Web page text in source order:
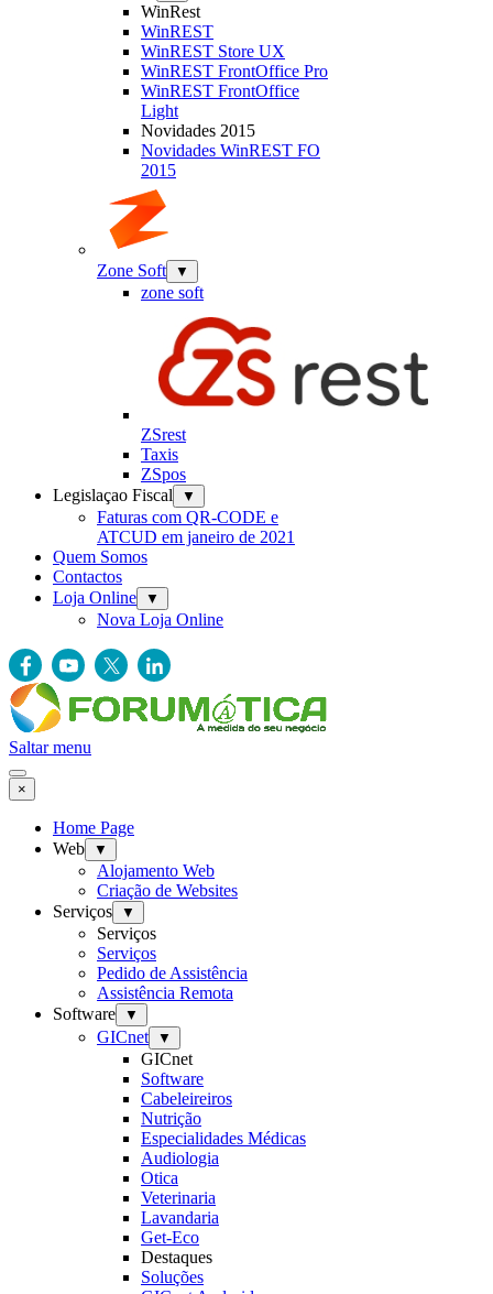
WinRest
WinREST
WinREST Store UX
WinREST FrontOffice Pro
WinREST FrontOffice
Light
Novidades 2015
Novidades WinREST FO
2015
Zone Soft ▼
zone soft
ZSrest
Taxis
ZSpos
Legislaçao Fiscal
▼
Faturas com QR-CODE e
ATCUD em janeiro de 2021
Quem Somos
Contactos
Loja Online
▼
Nova Loja Online
Saltar menu
×
Home Page
Web
▼
Alojamento Web
Criação de Websites
Serviços
▼
Serviços
Serviços
Pedido de Assistência
Assistência Remota
Software
▼
GICnet ▼
GICnet
Software
Cabeleireiros
Nutrição
Especialidades Médicas
Audiologia
Otica
Veterinaria
Lavandaria
Get-Eco
Destaques
Soluções